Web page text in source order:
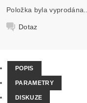
Položka byla vyprodána...
Dotaz
POPIS
PARAMETRY
DISKUZE